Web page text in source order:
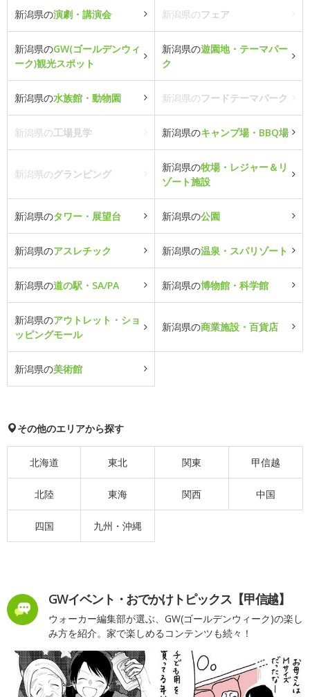
新潟県の演劇・講演会 新潟県のフェア
新潟県のGW(ゴールデンウィ
ーク)観光スポット
新潟県の遊園地・テーマパー
ク
新潟県の水族館・動物園 新潟県のフードテーマパーク
新潟県の工場見学 新潟県のキャンプ場・BBQ場
新潟県のグランピング
新潟県の牧場・レジャー＆リ
ゾート施設
新潟県のタワー・展望台 新潟県の公園
新潟県のアスレチック 新潟県の温泉・スパリゾート
新潟県の道の駅・SA/PA 新潟県の博物館・科学館
新潟県のアウトレット・ショ
ッピングモール
新潟県の商業施設・百貨店
新潟県の美術館
その他のエリアから探す
北海道 東北 関東 甲信越
北陸 東海 関西 中国
四国 九州・沖縄
GWイベント・おでかけトピックス【甲信越】
ウォーカー編集部が選ぶ、GW(ゴールデンウィーク)の楽し
み方を紹介。家で楽しめるコンテンツも続々！